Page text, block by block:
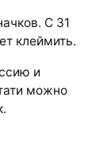
С 31
клеймить.
и
можно